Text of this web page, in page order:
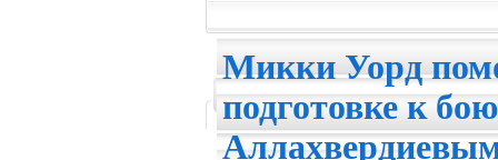
Микки Уорд
подготовке к